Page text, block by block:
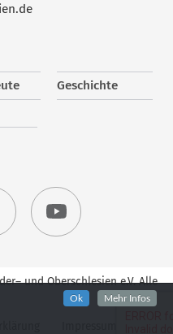
Geschichte
und Oberschlesien e.V. Alle
Ok Mehr Infos